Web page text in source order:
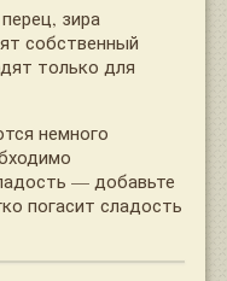
зира
собственный
только для
немного
— добавьте
погасит сладость